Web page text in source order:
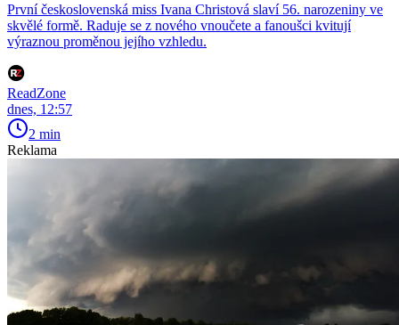
První československá miss Ivana Christová slaví 56. narozeniny ve
skvělé formě. Raduje se z nového vnoučete a fanoušci kvitují
výraznou proměnou jejího vzhledu.
ReadZone
dnes, 12:57
2 min
Reklama